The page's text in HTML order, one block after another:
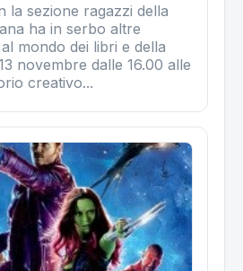
la sezione ragazzi della
ha in serbo altre
mondo dei libri e della
novembre dalle 16.00 alle
creativo...